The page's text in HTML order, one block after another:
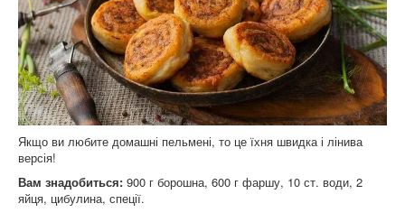
Якщо ви любите домашні пельмені, то це їхня швидка і лінива
версія!
Вам знадобиться: 900 г борошна, 600 г фаршу, 10 ст. води, 2
яйця, цибулина, спеції.